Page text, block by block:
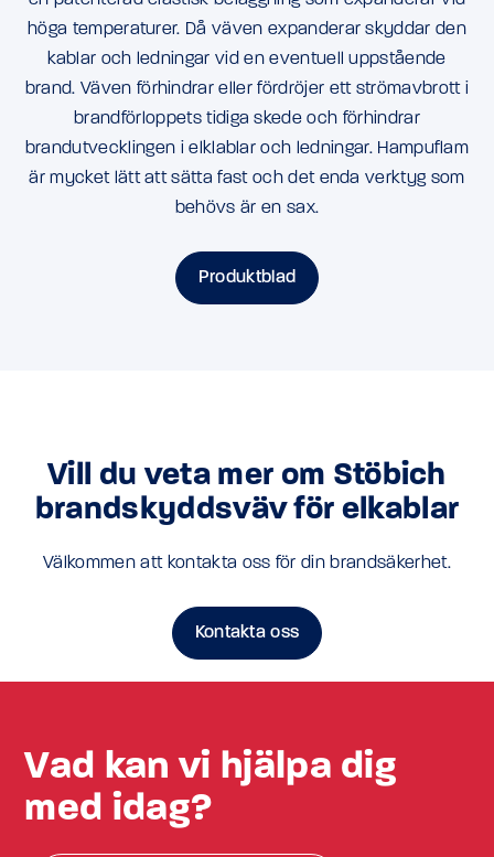
höga temperaturer. Då väven expanderar skyddar den
kablar och ledningar vid en eventuell uppstående
brand. Väven förhindrar eller fördröjer ett strömavbrott i
brandförloppets tidiga skede och förhindrar
brandutvecklingen i elklablar och ledningar. Hampuflam
är mycket lätt att sätta fast och det enda verktyg som
behövs är en sax.
Produktblad
Vill du veta mer om Stöbich
brandskyddsväv för elkablar
Välkommen att kontakta oss för din brandsäkerhet.
Kontakta oss
Vad kan vi hjälpa dig
med idag?